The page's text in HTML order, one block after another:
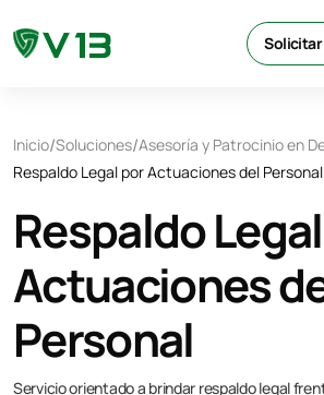
Inicio/Soluciones/Asesoría y Patrocinio en
Respaldo Legal por Actuaciones del Personal
Respaldo
Actuaciones
Personal
Servicio orientado a brindar respaldo legal